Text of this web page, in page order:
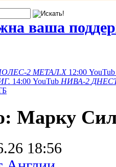
ваша
2 МЕТАЛ.Х 12:00 YouTub
14:00 YouTub НИВА-2
Марку
18:56